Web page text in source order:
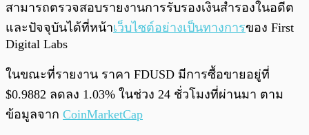
สามารถตรวจสอบรายงานการรับรองเงินสำรองในอดีต
และปัจจุบันได้ที่หน้าเว็บไซต์อย่างเป็นทางการของ First
Digital Labs
ในขณะที่รายงาน ราคา FDUSD มีการซื้อขายอยู่ที่
$0.9882 ลดลง 1.03% ในช่วง 24 ชั่วโมงที่ผ่านมา ตาม
ข้อมูลจาก CoinMarketCap